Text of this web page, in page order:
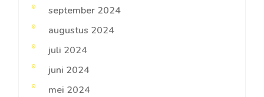
september 2024
augustus 2024
juli 2024
juni 2024
mei 2024